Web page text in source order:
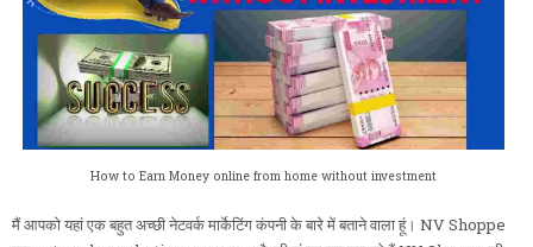
How to Earn Money online from home without investment
मैं आपको यहां एक बहुत अच्छी नेटवर्क मार्केटिंग कंपनी के बारे में बताने वाला हूं। NV Shoppe